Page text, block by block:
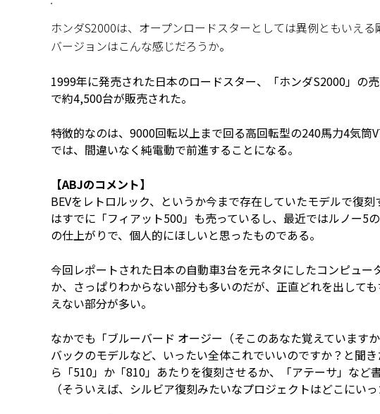
ホンダS2000は、オープンロードスターとしては異例ともいえ
バージョンはこんな感じだろうか。
1999年に発売された日本のロードスター、「ホンダS2000」の
で約4,500台が販売された。
特徴的なのは、9000回転以上まで回る高回転型の240馬力4気筒
では、間違いなく純電動で前進することになる。
【ABJのコメント】
BEVをレトロルック、というか今まで存在していたモデルで復
はすでに「フィアット500」も売っているし、最近ではルノー5
の仕上がりで、個人的にほしいと思ったものである。
今回レポートされた日本の自動車3台を元ネタにしたコンピュ
か、さっぱりわからない部分も多いのだが、正直どれを出して
えない部分が多い。
なかでも「ブルーバード オージー（そこのあなた覚えています
バックのモデルなど、いったい全体これでいいのですか？と聞
ら「510」か「810」あたりを復刻させるか、「アテーサ」など
（そういえば、シルビア復刻みたいなプロジェクトはどこにいっ